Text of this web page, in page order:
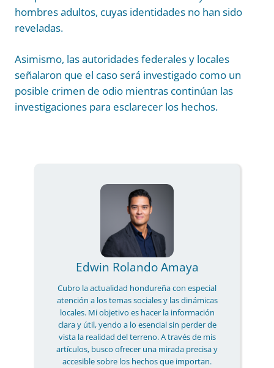
hombres adultos, cuyas identidades no han sido
reveladas.
Asimismo, las autoridades federales y locales
señalaron que el caso será investigado como un
posible crimen de odio mientras continúan las
investigaciones para esclarecer los hechos.
Edwin Rolando Amaya
Cubro la actualidad hondureña con especial
atención a los temas sociales y las dinámicas
locales. Mi objetivo es hacer la información
clara y útil, yendo a lo esencial sin perder de
vista la realidad del terreno. A través de mis
artículos, busco ofrecer una mirada precisa y
accesible sobre los hechos que importan.